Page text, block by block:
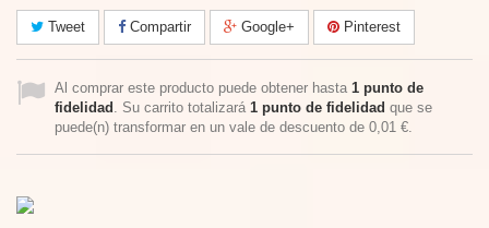
Tweet Compartir Google+ Pinterest
Al comprar este producto puede obtener hasta 1 punto de
fidelidad . Su carrito totalizará 1 punto de fidelidad que se
puede(n) transformar en un vale de descuento de 0,01 €.